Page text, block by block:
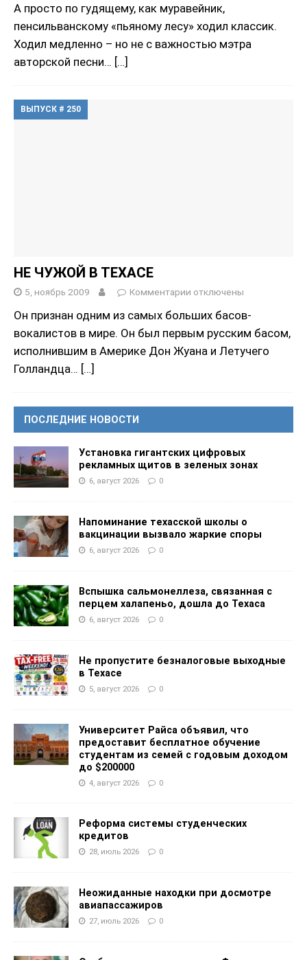
А просто по гудящему, как муравейник,
пенсильванскому «пьяному лесу» ходил классик.
Ходил медленно – но не с важностью мэтра
авторской песни… […]
ВЫПУСК # 250
НЕ ЧУЖОЙ В ТЕХАСЕ
5, ноябрь 2009 Комментарии отключены
Он признан одним из самых больших басов-
вокалистов в мире. Он был первым русским басом,
исполнившим в Америке Дон Жуана и Летучего
Голландца… […]
ПОСЛЕДНИЕ НОВОСТИ
Установка гигантских цифровых
рекламных щитов в зеленых зонах
6, август 2026 0
Напоминание техасской школы о
вакцинации вызвало жаркие споры
6, август 2026 0
Вспышка сальмонеллеза, связанная с
перцем халапеньо, дошла до Техаса
6, август 2026 0
Не пропустите безналоговые выходные
в Техасе
5, август 2026 0
Университет Райса объявил, что
предоставит бесплатное обучение
студентам из семей с годовым доходом
до $200000
4, август 2026 0
Реформа системы студенческих
кредитов
28, июль 2026 0
Неожиданные находки при досмотре
авиапассажиров
27, июль 2026 0